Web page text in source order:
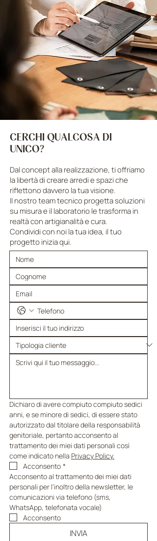
CERCHI QUALCOSA DI
UNICO?
Dal concept alla realizzazione, ti offriamo
la libertà di creare arredi e spazi che
riflettono davvero la tua visione.
Il nostro team tecnico progetta soluzioni
su misura e il laboratorio le trasforma in
realtà con artigianalità e cura.
Condividi con noi la tua idea, il tuo
progetto inizia qui.
Dichiaro di avere compiuto compiuto sedici
anni, e se minore di sedici, di essere stato
autorizzato dal titolare della responsabilità
genitoriale, pertanto acconsento al
trattamento dei miei dati personali così
come indicato nella Privacy Policy.
Acconsento *
Acconsento al trattamento dei miei dati
personali per l’inoltro della newsletter, le
comunicazioni via telefono (sms,
WhatsApp, telefonata vocale)
Acconsento
INVIA